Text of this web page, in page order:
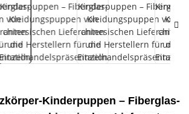
Kinderpuppen – Fiberglas-